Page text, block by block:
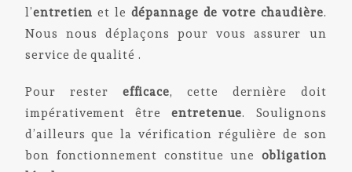
l’entretien et le dépannage de votre chaudière.
Nous nous déplaçons pour vous assurer un
service de qualité .
Pour rester efficace, cette dernière doit
impérativement êtreentretenue. Soulignons
d’ailleurs que la vérification régulière de son
bon fonctionnement constitue une obligation